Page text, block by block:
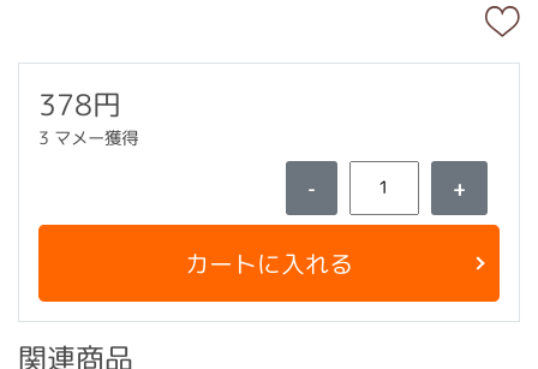
378円
3 マメー獲得
- +
カートに入れる
関連商品